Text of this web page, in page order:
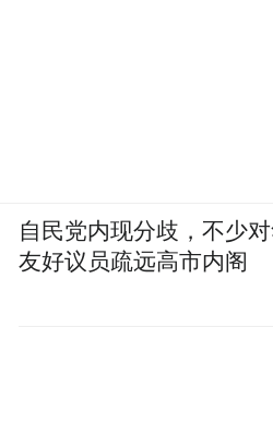
自民党内现分歧，不少
友好议员疏远高市内阁